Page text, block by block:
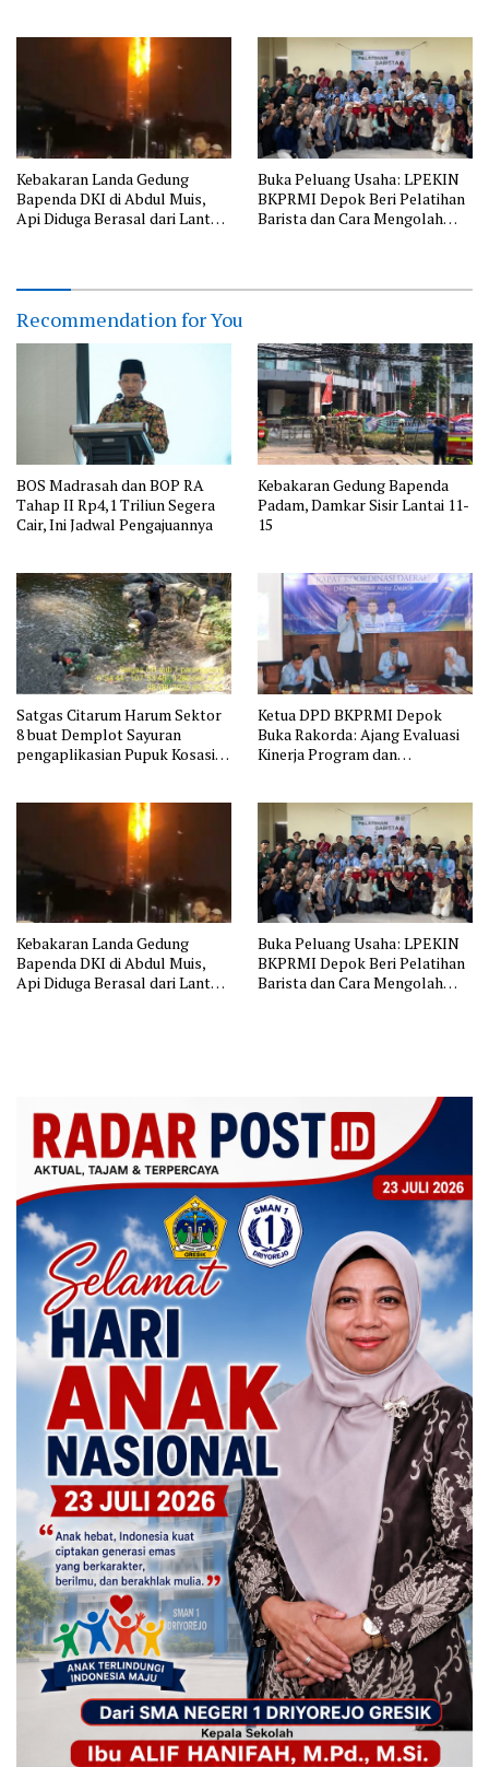
Ternak di Wilayah Binaan
Kebakaran Landa Gedung
Bapenda DKI di Abdul Muis,
Api Diduga Berasal dari Lantai
Buka Peluang Usaha: LPEKIN
BKPRMI Depok Beri Pelatihan
Barista dan Cara Mengolah
Recommendation for You
BOS Madrasah dan BOP RA
Tahap II Rp4,1 Triliun Segera
Cair, Ini Jadwal Pengajuannya
Kebakaran Gedung Bapenda
Padam, Damkar Sisir Lantai 11-
15
Satgas Citarum Harum Sektor
8 buat Demplot Sayuran
pengaplikasian Pupuk Kosasih
Ternak di Wilayah Binaan
Ketua DPD BKPRMI Depok
Buka Rakorda: Ajang Evaluasi
Kinerja Program dan
Kebakaran Landa Gedung
Bapenda DKI di Abdul Muis,
Api Diduga Berasal dari Lantai
Buka Peluang Usaha: LPEKIN
BKPRMI Depok Beri Pelatihan
Barista dan Cara Mengolah